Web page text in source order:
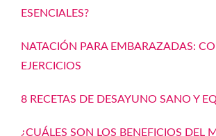
ESENCIALES?
NATACIÓN PARA EMBARAZADAS:
EJERCICIOS
8 RECETAS DE DESAYUNO SANO Y
¿CUÁLES SON LOS BENEFICIOS DEL